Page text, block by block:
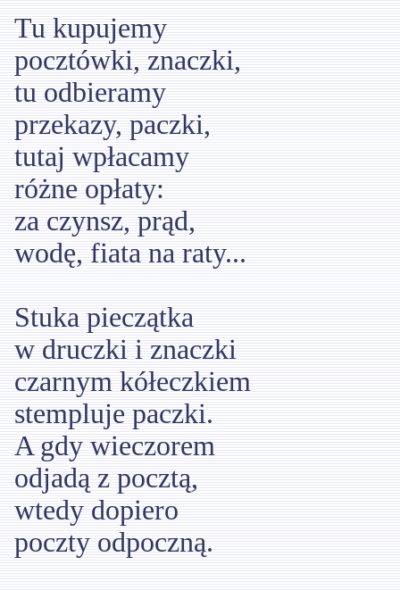
Tu kupujemy
pocztówki, znaczki,
tu odbieramy
przekazy, paczki,
tutaj wpłacamy
różne opłaty:
za czynsz, prąd,
wodę, fiata na raty...
Stuka pieczątka
w druczki i znaczki
czarnym kółeczkiem
stempluje paczki.
A gdy wieczorem
odjadą z pocztą,
wtedy dopiero
poczty odpoczną.